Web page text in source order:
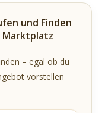
und Finden
Marktplatz
– egal ob du
vorstellen